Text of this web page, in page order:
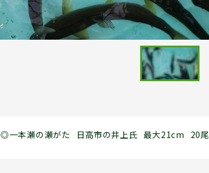
◎一本瀬の瀬がた 日高市の井上氏 最大21cm 20尾